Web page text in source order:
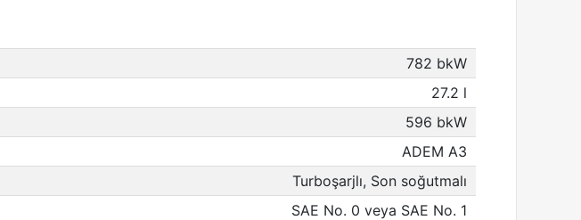
782 bkW
27.2 l
596 bkW
ADEM A3
Turboşarjlı, Son soğutmalı
SAE No. 0 veya SAE No. 1